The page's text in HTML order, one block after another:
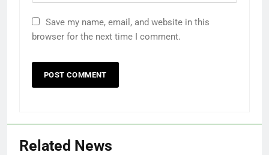
Save my name, email, and website in this
browser for the next time I comment.
Related News